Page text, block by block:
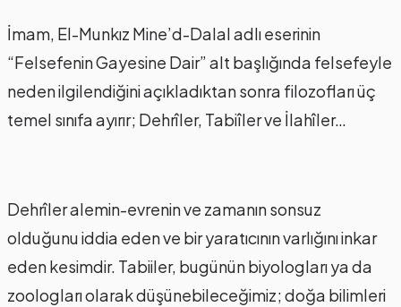
İmam, El-Munkız Mine’d-Dalal adlı eserinin
“Felsefenin Gayesine Dair” alt başlığında felsefeyle
neden ilgilendiğini açıkladıktan sonra filozofları üç
temel sınıfa ayırır; Dehrîler, Tabiîler ve İlahîler…
Dehrîler alemin-evrenin ve zamanın sonsuz
olduğunu iddia eden ve bir yaratıcının varlığını inkar
eden kesimdir. Tabiiler, bugünün biyologları ya da
zoologları olarak düşünebileceğimiz; doğa bilimleri